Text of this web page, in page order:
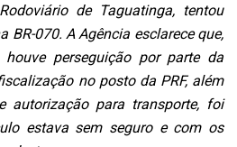
de Taguatinga, tentou
BR-070. A Agência esclarece que,
perseguição por parte da
no posto da PRF, além
autorização para transporte, foi
estava sem seguro e com os